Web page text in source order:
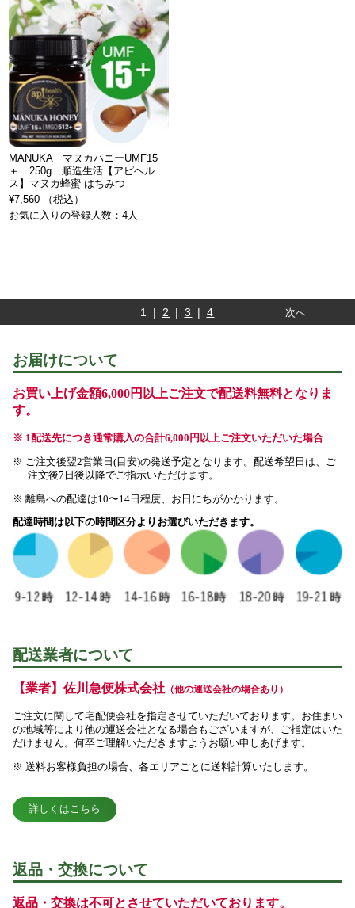
MANUKA マヌカハニーUMF15
＋ 250g 順造生活【アピヘル
ス】マヌカ蜂蜜 はちみつ
¥7,560 （税込）
お気に入りの登録人数：4人
1 | 2 | 3 | 4 次へ